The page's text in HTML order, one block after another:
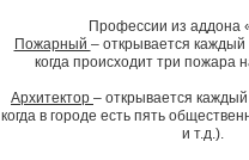
Профессии из аддона
Пожарный – открывается
когда происходит три пожара
Архитектор – открывается
когда в городе есть пять
и т.д.).